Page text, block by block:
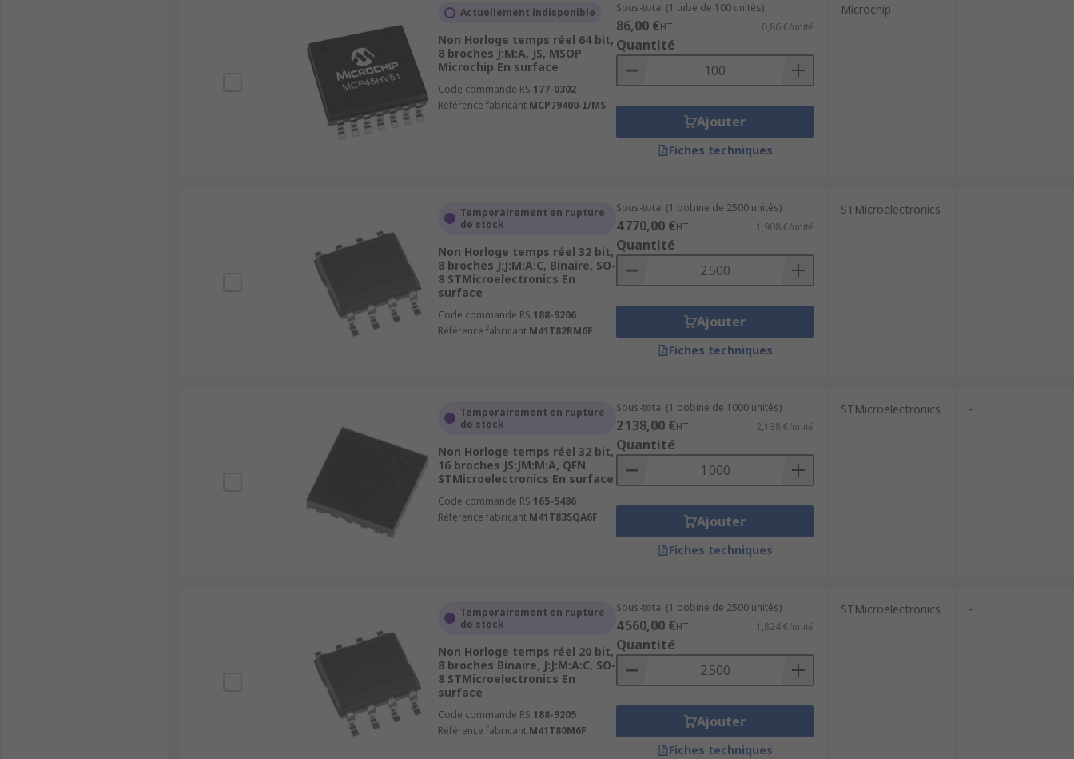
Actuellement indisponible
Non Horloge temps réel 64 bit,
8 broches J:M:A, JS, MSOP
Microchip En surface
Code commande RS 177-0302
Référence fabricant MCP79400-I/MS
Sous-total (1 tube de 100 unités)
86,00 €HT 0,86 €/unité
Quantité
Ajouter
Fiches techniques
Microchip -
Temporairement en rupture
de stock
Non Horloge temps réel 32 bit,
8 broches J:J:M:A:C, Binaire, SO-
8 STMicroelectronics En
surface
Code commande RS 188-9206
Référence fabricant M41T82RM6F
Sous-total (1 bobine de 2500 unités)
4 770,00 €HT 1,908 €/unité
Quantité
Ajouter
Fiches techniques
STMicroelectronics -
Temporairement en rupture
de stock
Non Horloge temps réel 32 bit,
16 broches JS:JM:M:A, QFN
STMicroelectronics En surface
Code commande RS 165-5486
Référence fabricant M41T83SQA6F
Sous-total (1 bobine de 1000 unités)
2 138,00 €HT 2,138 €/unité
Quantité
Ajouter
Fiches techniques
STMicroelectronics -
Temporairement en rupture
de stock
Non Horloge temps réel 20 bit,
8 broches Binaire, J:J:M:A:C, SO-
8 STMicroelectronics En
surface
Code commande RS 188-9205
Référence fabricant M41T80M6F
Sous-total (1 bobine de 2500 unités)
4 560,00 €HT 1,824 €/unité
Quantité
Ajouter
Fiches techniques
STMicroelectronics -